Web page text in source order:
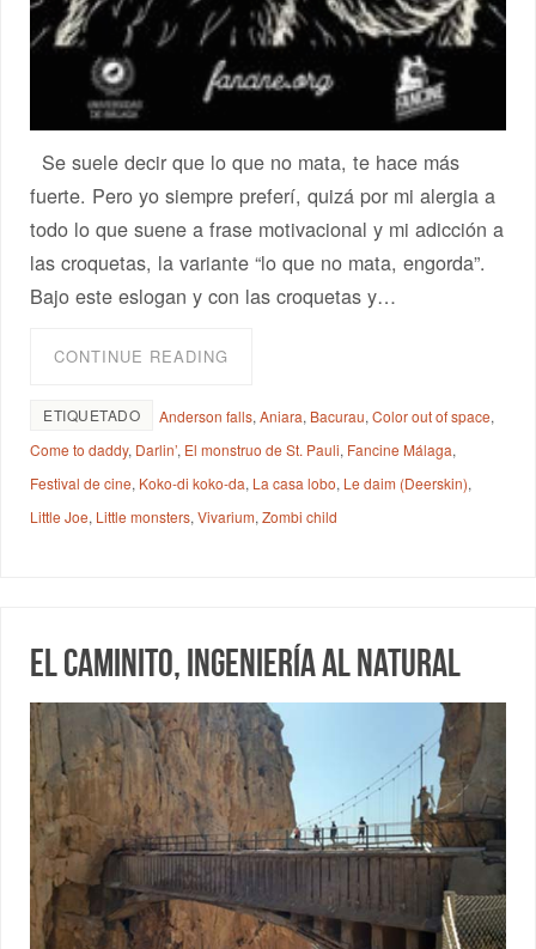
Se suele decir que lo que no mata, te hace más
fuerte. Pero yo siempre preferí, quizá por mi alergia a
todo lo que suene a frase motivacional y mi adicción a
las croquetas, la variante “lo que no mata, engorda”.
Bajo este eslogan y con las croquetas y…
CONTINUE READING
ETIQUETADO Anderson falls,Aniara, Bacurau,Color out of space,
Come to daddy, Darlin’, El monstruo de St. Pauli, Fancine Málaga,
Festival de cine, Koko-di koko-da, La casa lobo, Le daim (Deerskin),
Little Joe, Little monsters,Vivarium,Zombi child
El Caminito, ingeniería al natural